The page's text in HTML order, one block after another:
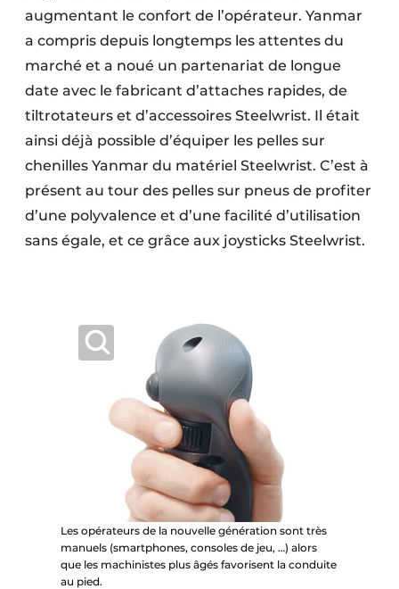
augmentant le confort de l’opérateur. Yanmar
a compris depuis longtemps les attentes du
marché et a noué un partenariat de longue
date avec le fabricant d’attaches rapides, de
tiltrotateurs et d’accessoires Steelwrist. Il était
ainsi déjà possible d’équiper les pelles sur
chenilles Yanmar du matériel Steelwrist. C’est à
présent au tour des pelles sur pneus de profiter
d’une polyvalence et d’une facilité d’utilisation
sans égale, et ce grâce aux joysticks Steelwrist.
Les opérateurs de la nouvelle génération sont très
manuels (smartphones, consoles de jeu, …) alors
que les machinistes plus âgés favorisent la conduite
au pied.